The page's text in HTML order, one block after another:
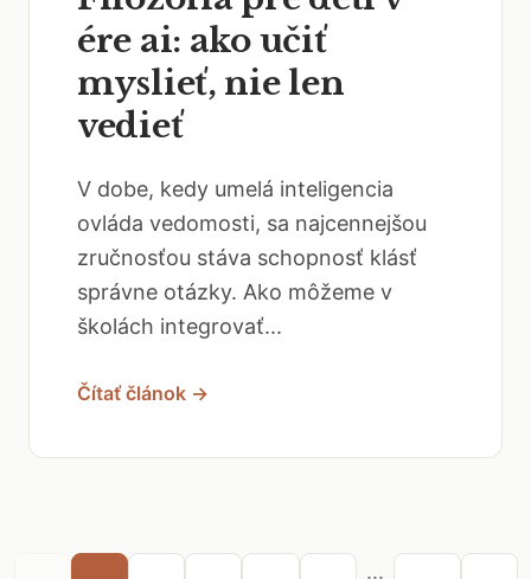
ére ai: ako učiť
myslieť, nie len
vedieť
V dobe, kedy umelá inteligencia
ovláda vedomosti, sa najcennejšou
zručnosťou stáva schopnosť klásť
správne otázky. Ako môžeme v
školách integrovať...
Čítať článok →
...